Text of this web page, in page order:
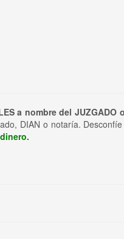
a nombre del JUZGADO
DIAN o notaría.